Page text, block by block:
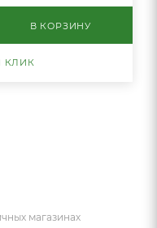
В КОРЗИНУ
КЛИК
магазинах